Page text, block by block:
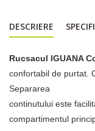
DESCRIERE
Rucsacul IGUANA
confortabil de purtat.
Separarea
continutului este
compartimentul